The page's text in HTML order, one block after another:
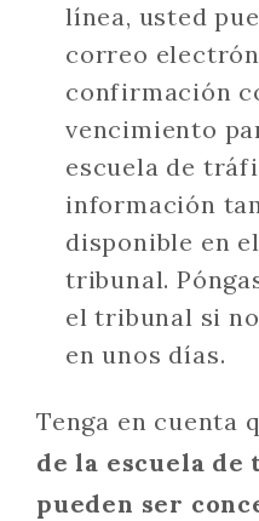
línea, usted
correo
confirmación
vencimiento
escuela de
información
disponible en
tribunal.
el tribunal si
en unos días.
Tenga en cuenta
de la escuela
pueden ser